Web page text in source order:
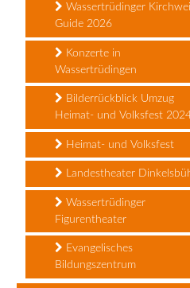
Wassertrüdinger
Guide 2026
Konzerte in
Wassertrüdingen
Bilderrückblick Umzug
Heimat- und Volksfest
Heimat- und Volksfest
Landestheater
Wassertrüdinger
Figurentheater
Evangelisches
Bildungszentrum